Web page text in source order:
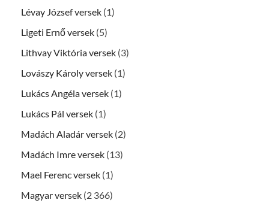
Lévay József versek (1)
Ligeti Ernő versek (5)
Lithvay Viktória versek (3)
Lovászy Károly versek (1)
Lukács Angéla versek (1)
Lukács Pál versek (1)
Madách Aladár versek (2)
Madách Imre versek (13)
Mael Ferenc versek (1)
Magyar versek (2 366)